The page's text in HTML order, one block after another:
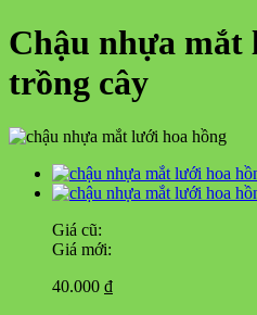
Chậu nhựa mắt
trồng cây
Giá cũ:
Giá mới:
40.000 đ